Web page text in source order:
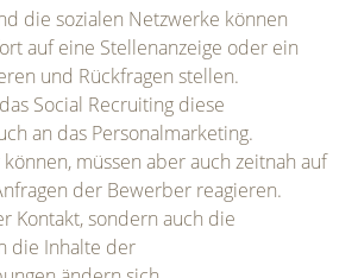
die sozialen Netzwerke können
auf eine Stellenanzeige oder ein
und Rückfragen stellen.
Social Recruiting diese
an das Personalmarketing.
müssen aber auch zeitnah auf
der Bewerber reagieren.
Kontakt, sondern auch die
die Inhalte der